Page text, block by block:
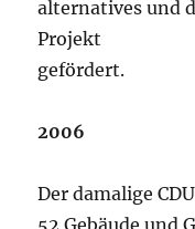
alternatives und
Projekt
gefördert.
2006
Der damalige
52 Gebäude und